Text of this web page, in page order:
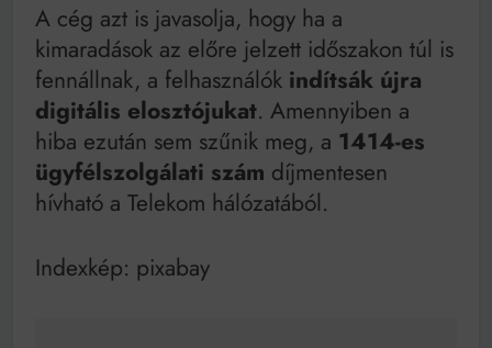
A cég azt is javasolja, hogy ha a
kimaradások az előre jelzett időszakon túl is
fennállnak, a felhasználók indítsák újra
digitális elosztójukat. Amennyiben a
hiba ezután sem szűnik meg, a 1414-es
ügyfélszolgálati szám díjmentesen
hívható a Telekom hálózatából.
Indexkép: pixabay